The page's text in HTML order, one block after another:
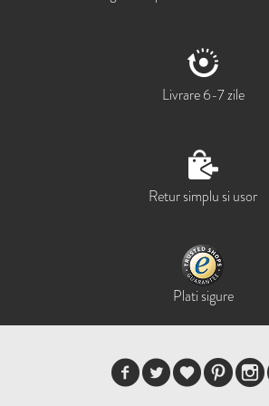
Livrare 6-7 zile
Retur simplu si usor
Plati sigure